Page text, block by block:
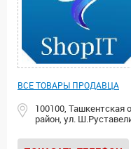
ВСЕ ТОВАРЫ ПРОДАВЦА
100100, Ташкентская
район, ул.